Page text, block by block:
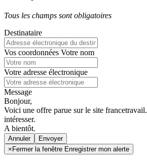
Tous les champs sont obligatoires
Destinataire
Vos coordonnées Votre nom
Votre adresse électronique
Message
Bonjour,
Voici une offre parue sur le site
intéresser.
A bientôt.
Annuler
× Fermer la fenêtre Enregistrer mon alerte